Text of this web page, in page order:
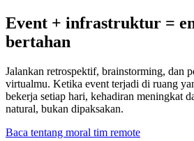
Event + infrastruktur =
bertahan
Jalankan retrospektif, brainstorming, dan
virtualmu. Ketika event terjadi di ruang
bekerja setiap hari, kehadiran meningkat
natural, bukan dipaksakan.
Baca tentang moral tim remote